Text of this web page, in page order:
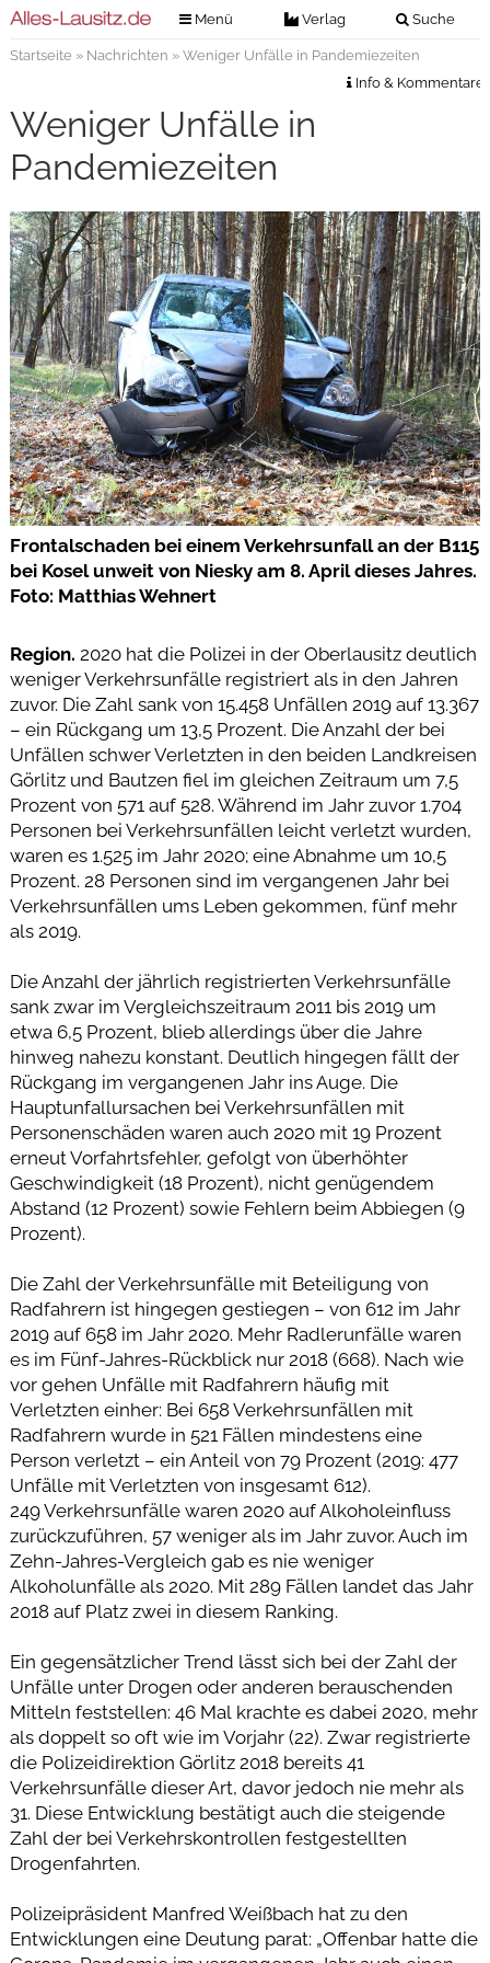
Menü Verlag Suche
Verlag
Kontakt
Impressum
Nachrichten
Veranstaltungstickets
Anzeigensuche
Digitale Ausgaben
Startseite» Nachrichten » Weniger Unfälle in Pandemiezeiten
Info & Kommentare
Weniger Unfälle in
Pandemiezeiten
Frontalschaden bei einem Verkehrsunfall an der B115
bei Kosel unweit von Niesky am 8. April dieses Jahres.
Foto: Matthias Wehnert
Region. 2020 hat die Polizei in der Oberlausitz deutlich
weniger Verkehrsunfälle registriert als in den Jahren
zuvor. Die Zahl sank von 15.458 Unfällen 2019 auf 13.367
– ein Rückgang um 13,5 Prozent. Die Anzahl der bei
Unfällen schwer Verletzten in den beiden Landkreisen
Görlitz und Bautzen fiel im gleichen Zeitraum um 7,5
Prozent von 571 auf 528. Während im Jahr zuvor 1.704
Personen bei Verkehrsunfällen leicht verletzt wurden,
waren es 1.525 im Jahr 2020; eine Abnahme um 10,5
Prozent. 28 Personen sind im vergangenen Jahr bei
Verkehrsunfällen ums Leben gekommen, fünf mehr
als 2019.
Die Anzahl der jährlich registrierten Verkehrsunfälle
sank zwar im Vergleichszeitraum 2011 bis 2019 um
etwa 6,5 Prozent, blieb allerdings über die Jahre
hinweg nahezu konstant. Deutlich hingegen fällt der
Rückgang im vergangenen Jahr ins Auge. Die
Hauptunfallursachen bei Verkehrsunfällen mit
Personenschäden waren auch 2020 mit 19 Prozent
erneut Vorfahrtsfehler, gefolgt von überhöhter
Geschwindigkeit (18 Prozent), nicht genügendem
Abstand (12 Prozent) sowie Fehlern beim Abbiegen (9
Prozent).
Die Zahl der Verkehrsunfälle mit Beteiligung von
Radfahrern ist hingegen gestiegen – von 612 im Jahr
2019 auf 658 im Jahr 2020. Mehr Radlerunfälle waren
es im Fünf-Jahres-Rückblick nur 2018 (668). Nach wie
vor gehen Unfälle mit Radfahrern häufig mit
Verletzten einher: Bei 658 Verkehrsunfällen mit
Radfahrern wurde in 521 Fällen mindestens eine
Person verletzt – ein Anteil von 79 Prozent (2019: 477
Unfälle mit Verletzten von insgesamt 612).
249 Verkehrsunfälle waren 2020 auf Alkoholeinfluss
zurückzuführen, 57 weniger als im Jahr zuvor. Auch im
Zehn-Jahres-Vergleich gab es nie weniger
Alkoholunfälle als 2020. Mit 289 Fällen landet das Jahr
2018 auf Platz zwei in diesem Ranking.
Ein gegensätzlicher Trend lässt sich bei der Zahl der
Unfälle unter Drogen oder anderen berauschenden
Mitteln feststellen: 46 Mal krachte es dabei 2020, mehr
als doppelt so oft wie im Vorjahr (22). Zwar registrierte
die Polizeidirektion Görlitz 2018 bereits 41
Verkehrsunfälle dieser Art, davor jedoch nie mehr als
31. Diese Entwicklung bestätigt auch die steigende
Zahl der bei Verkehrskontrollen festgestellten
Drogenfahrten.
Polizeipräsident Manfred Weißbach hat zu den
Entwicklungen eine Deutung parat: „Offenbar hatte die